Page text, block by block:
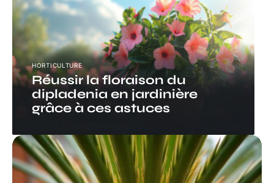
HORTICULTURE
Réussir la floraison du
dipladenia en jardinière
grâce à ces astuces